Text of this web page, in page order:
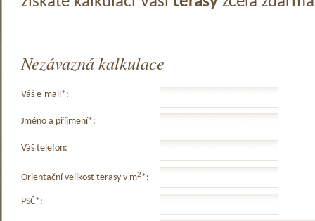
Nezávazná kalkulace
Váš e-mail*:
Jméno a příjmení*:
Váš telefon:
Orientační velikost terasy v m2*:
PSČ*: